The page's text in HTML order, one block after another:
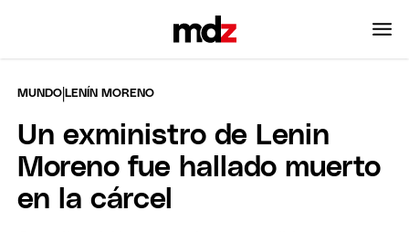
MUNDO |LENÍN MORENO
Un exministro de Lenin
Moreno fue hallado muerto
en la cárcel